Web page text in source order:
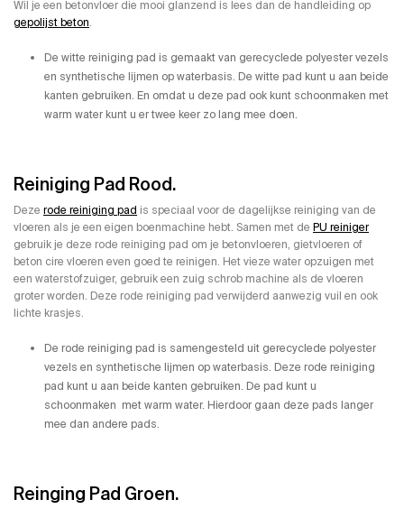
Wil je een betonvloer die mooi glanzend is lees dan de handleiding op
gepolijst beton.
De witte reiniging pad is gemaakt van gerecyclede polyester vezels
en synthetische lijmen op waterbasis. De witte pad kunt u aan beide
kanten gebruiken. En omdat u deze pad ook kunt schoonmaken met
warm water kunt u er twee keer zo lang mee doen.
Reiniging Pad Rood.
Deze rode reiniging pad is speciaal voor de dagelijkse reiniging van de
vloeren als je een eigen boenmachine hebt. Samen met de PU reiniger
gebruik je deze rode reiniging pad om je betonvloeren, gietvloeren of
beton cire vloeren even goed te reinigen. Het vieze water opzuigen met
een waterstofzuiger, gebruik een zuig schrob machine als de vloeren
groter worden. Deze rode reiniging pad verwijderd aanwezig vuil en ook
lichte krasjes.
De rode reiniging pad is samengesteld uit gerecyclede polyester
vezels en synthetische lijmen op waterbasis. Deze rode reiniging
pad kunt u aan beide kanten gebruiken. De pad kunt u
schoonmaken met warm water. Hierdoor gaan deze pads langer
mee dan andere pads.
Reinging Pad Groen.